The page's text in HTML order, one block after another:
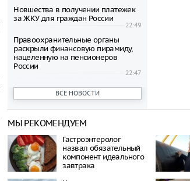
Новшества в получении платежек
за ЖКУ для граждан России
22:49
Правоохранительные органы
раскрыли финансовую пирамиду,
нацеленную на пенсионеров
России
22:47
Северные олени гибнут на
Шпицбергене по неизвестной
22:42
Тысячи грузовиков застряли на
границе Украины и Польши
Младенец родился спустя полтора
часа после трагической гибели
матери, упавшей с 10-го этажа
ВСЕ НОВОСТИ
МЫ РЕКОМЕНДУЕМ
Гастроэнтеролог
назвал обязательный
компонент идеального
завтрака